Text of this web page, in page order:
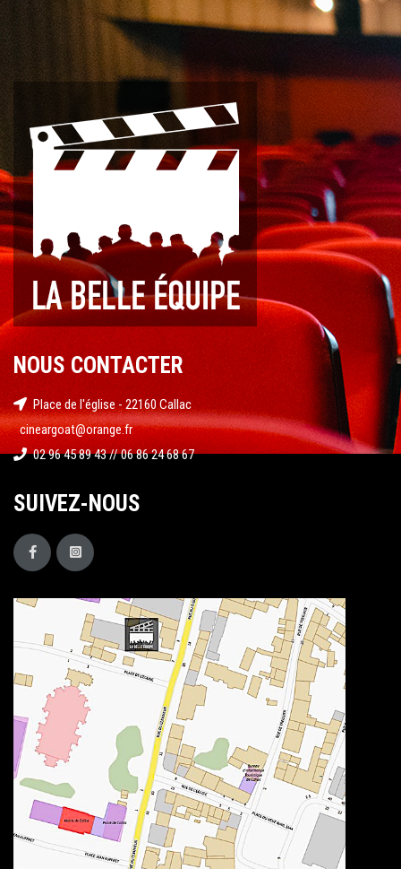
NOUS CONTACTER
Place de l'église - 22160 Callac
cineargoat@orange.fr
02 96 45 89 43 // 06 86 24 68 67
SUIVEZ-NOUS